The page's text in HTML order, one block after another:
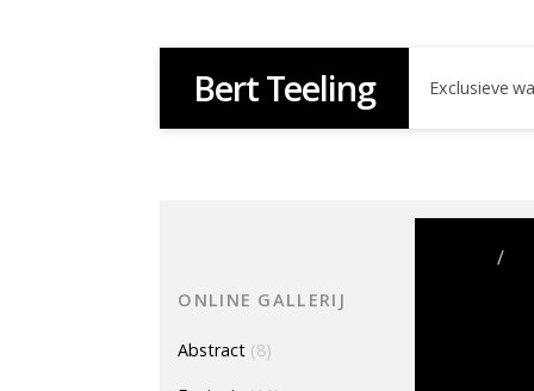
Bert Teeling Exclusieve
/
ONLINE GALLERIJ
Abstract (8)